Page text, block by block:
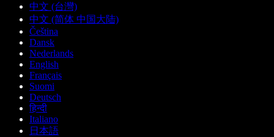
中文 (台灣)
中文 (简体 中国大陆)
Čeština
Dansk
Nederlands
English
Français
Suomi
Deutsch
हिन्दी
Italiano
日本語